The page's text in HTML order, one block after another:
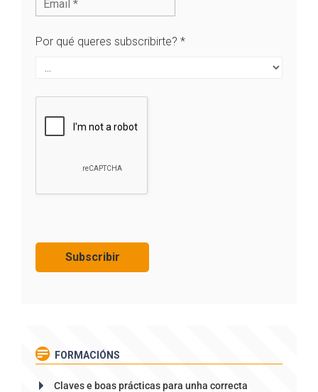
Por qué queres subscribirte? *
FORMACIÓNS
Claves e boas prácticas para unha correcta